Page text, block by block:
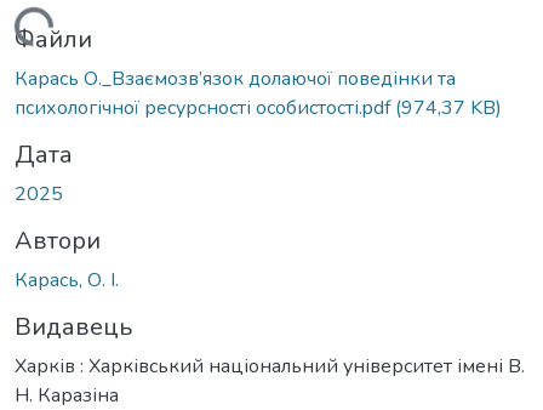
Файли
Карась О._Взаємозв’язок долаючої поведінки та
психологічної ресурсності особистості.pdf(974,37 KB)
Дата
2025
Автори
Карась, О. І.
Видавець
Харків : Харківський національний університет імені В.
Н. Каразіна